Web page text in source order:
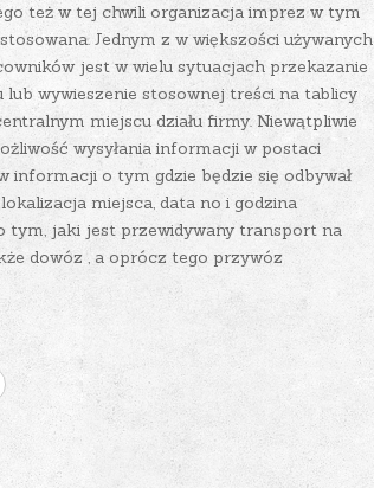
też w tej chwili organizacja imprez w tym
Jednym z w większości używanych
jest w wielu sytuacjach przekazanie
lub wywieszenie stosownej treści na tablicy
miejscu działu firmy. Niewątpliwie
wysyłania informacji w postaci
informacji o tym gdzie będzie się odbywał
miejsca, data no i godzina
tym, jaki jest przewidywany transport na
dowóz , a oprócz tego przywóz